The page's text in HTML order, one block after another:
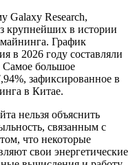
Galaxy Research,
крупнейших в истории
График
в 2026 году составляли
Самое большое
зафиксированное в
в Китае.
нельзя объяснить
связанным с
что некоторые
свои энергетические